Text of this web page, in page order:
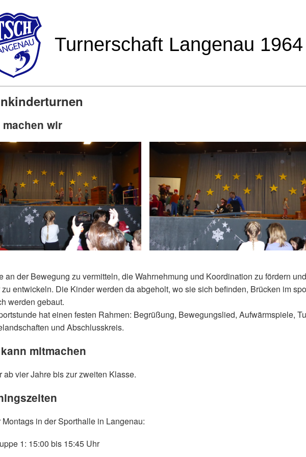
machen wir
an der Bewegung zu vermitteln, die Wahrnehmung und Koordination zu fördern
entwickeln. Die Kinder werden da abgeholt, wo sie sich befinden, Brücken im
werden gebaut.
hat einen festen Rahmen: Begrüßung, Bewegungslied, Aufwärmspiele,
und Abschlusskreis.
mitmachen
ab vier Jahre bis zur zweiten Klasse.
Montags in der Sporthalle in Langenau:
1: 15:00 bis 15:45 Uhr